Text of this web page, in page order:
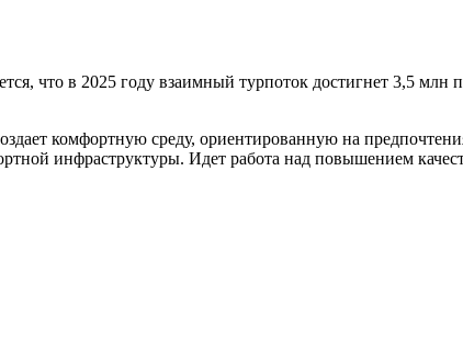
что в 2025 году взаимный турпоток достигнет 3,5 млн
комфортную среду, ориентированную на
инфраструктуры. Идет работа над повышением